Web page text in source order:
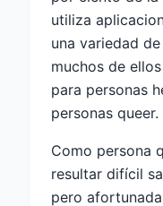
utiliza
una variedad
muchos de
para personas
personas queer.
Como persona
resultar difícil
pero